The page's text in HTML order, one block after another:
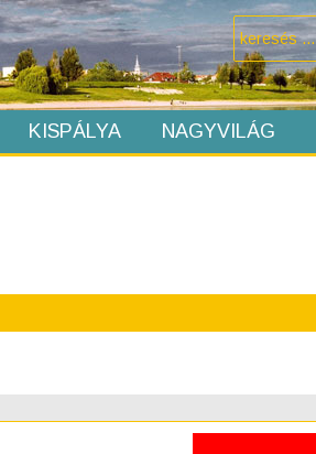
KISPÁLYA NAGYVILÁG